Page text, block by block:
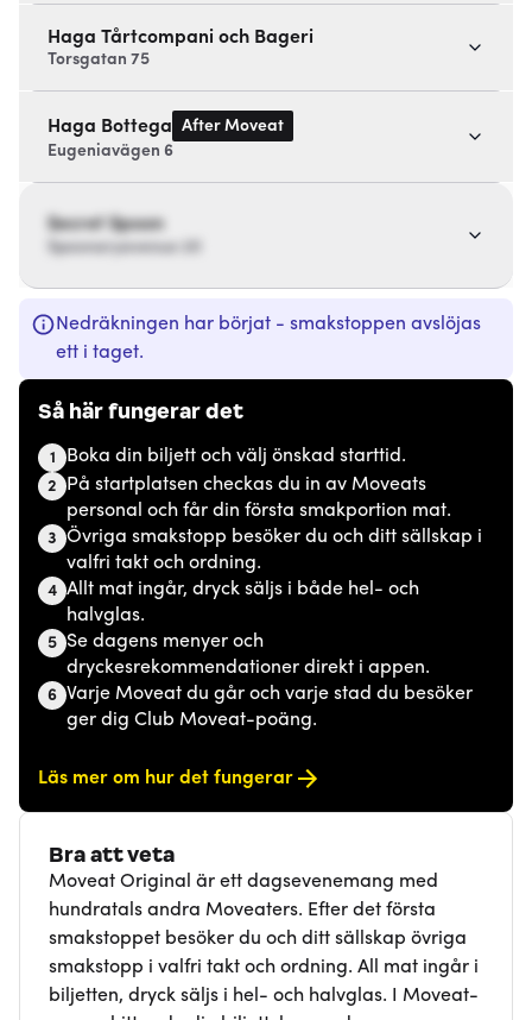
Haga Tårtcompani och Bageri
Torsgatan 75
Haga Bottega After Moveat
Eugeniavägen 6
Secret Spoon
Spoonaryavenue 20
Nedräkningen har börjat - smakstoppen avslöjas
ett i taget.
Så här fungerar det
1 Boka din biljett och välj önskad starttid.
2
På startplatsen checkas du in av Moveats
personal och får din första smakportion mat.
3 Övriga smakstopp besöker du och ditt sällskap i
valfri takt och ordning.
4 Allt mat ingår, dryck säljs i både hel- och
halvglas.
5 Se dagens menyer och
dryckesrekommendationer direkt i appen.
6 Varje Moveat du går och varje stad du besöker
ger dig Club Moveat-poäng.
Läs mer om hur det fungerar
Bra att veta
Moveat Original är ett dagsevenemang med
hundratals andra Moveaters. Efter det första
smakstoppet besöker du och ditt sällskap övriga
smakstopp i valfri takt och ordning. All mat ingår i
biljetten, dryck säljs i hel- och halvglas. I Moveat-